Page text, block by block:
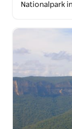
Nationalpark